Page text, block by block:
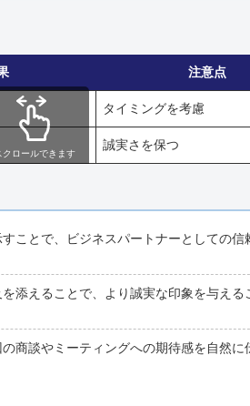
注意点
タイミングを考慮
誠実さを保つ
クロールできます
ことで、ビジネスパートナーとしての信
添えることで、より誠実な印象を与える
商談やミーティングへの期待感を自然に